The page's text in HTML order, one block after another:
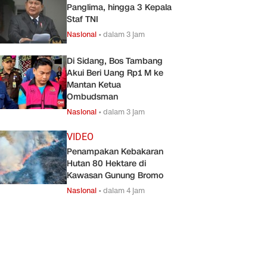
Panglima, hingga 3 Kepala
Staf TNI
Nasional •dalam 3 jam
Di Sidang, Bos Tambang
Akui Beri Uang Rp1 M ke
Mantan Ketua
Ombudsman
Nasional •dalam 3 jam
VIDEO
Penampakan Kebakaran
Hutan 80 Hektare di
Kawasan Gunung Bromo
Nasional •dalam 4 jam